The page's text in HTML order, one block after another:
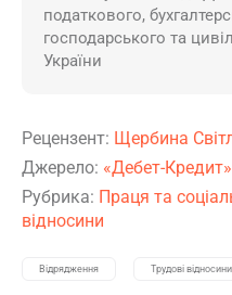
податкового,
господарського та
України
Рецензент: Щербина
Джерело: «Дебет-Кредит»
Рубрика: Праця та
відносини
Відрядження Трудові відносини